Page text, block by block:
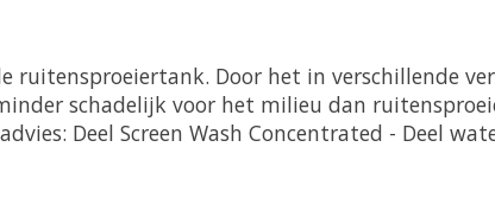
ruitensproeiertank. Door het in verschillende
schadelijk voor het milieu dan
Deel Screen Wash Concentrated - Deel